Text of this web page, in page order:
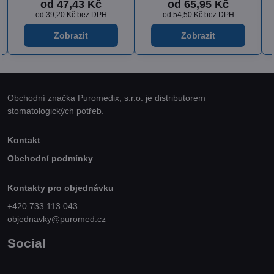
Kč
bez DPH
od 53,85 Kč
od 44,50 Kč bez DPH od 29,90 Kč
Obchodní značka Puromedix, s.r.o. je distributorem
stomatologických potřeb.
Kontakt
Obchodní podmínky
Kontakty pro objednávku
+420 733 113 043
objednavky@puromed.cz
Social